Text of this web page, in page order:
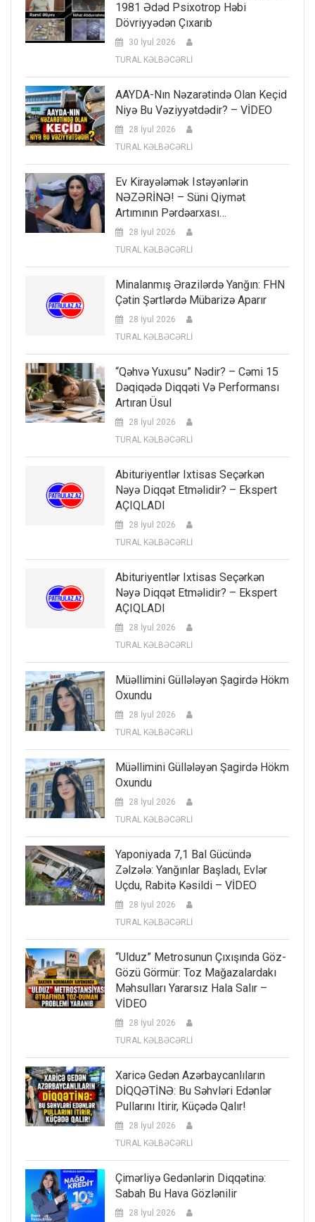
1981 Ədəd Psixotrop Həbi
Dövriyyədən Çıxarıb
30 İyul 2026
TURAL KƏLBƏCƏRLİ
AAYDA-Nın Nəzarətində Olan Keçid
Niyə Bu Vəziyyətdədir? – VİDEO
28 İyul 2026
TURAL KƏLBƏCƏRLİ
Ev Kirayələmək Istəyənlərin
NƏZƏRİNƏ! – Süni Qiymət
Artımının Pərdəarxası…
28 İyul 2026
TURAL KƏLBƏCƏRLİ
Minalanmış Ərazilərdə Yanğın: FHN
Çətin Şərtlərdə Mübarizə Aparır
28 İyul 2026
TURAL KƏLBƏCƏRLİ
“Qəhvə Yuxusu” Nədir? – Cəmi 15
Dəqiqədə Diqqəti Və Performansı
Artıran Üsul
28 İyul 2026
TURAL KƏLBƏCƏRLİ
Abituriyentlər Ixtisas Seçərkən
Nəyə Diqqət Etməlidir? – Ekspert
AÇIQLADI
28 İyul 2026
TURAL KƏLBƏCƏRLİ
Abituriyentlər Ixtisas Seçərkən
Nəyə Diqqət Etməlidir? – Ekspert
AÇIQLADI
28 İyul 2026
TURAL KƏLBƏCƏRLİ
Müəllimini Güllələyən Şagirdə Hökm
Oxundu
28 İyul 2026
TURAL KƏLBƏCƏRLİ
Müəllimini Güllələyən Şagirdə Hökm
Oxundu
28 İyul 2026
TURAL KƏLBƏCƏRLİ
Yaponiyada 7,1 Bal Gücündə
Zəlzələ: Yanğınlar Başladı, Evlər
Uçdu, Rabitə Kəsildi – VİDEO
28 İyul 2026
TURAL KƏLBƏCƏRLİ
“Ulduz” Metrosunun Çıxışında Göz-
Gözü Görmür: Toz Mağazalardakı
Məhsulları Yararsız Hala Salır –
VİDEO
28 İyul 2026
TURAL KƏLBƏCƏRLİ
Xaricə Gedən Azərbaycanlıların
DİQQƏTİNƏ: Bu Səhvləri Edənlər
Pullarını Itirir, Küçədə Qalır!
28 İyul 2026
TURAL KƏLBƏCƏRLİ
Çimərliyə Gedənlərin Diqqətinə:
Sabah Bu Hava Gözlənilir
28 İyul 2026